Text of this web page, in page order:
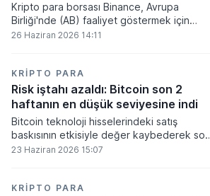
Kripto para borsası Binance, Avrupa
Birliği'nde (AB) faaliyet göstermek için
gerekli düzenleyici onayları alamadı.
26 Haziran 2026 14:11
KRIPTO PARA
Risk iştahı azaldı: Bitcoin son 2
haftanın en düşük seviyesine indi
Bitcoin teknoloji hisselerindeki satış
baskısının etkisiyle değer kaybederek son
iki haftanın en düşük seviyesini gördü.
23 Haziran 2026 15:07
KRIPTO PARA